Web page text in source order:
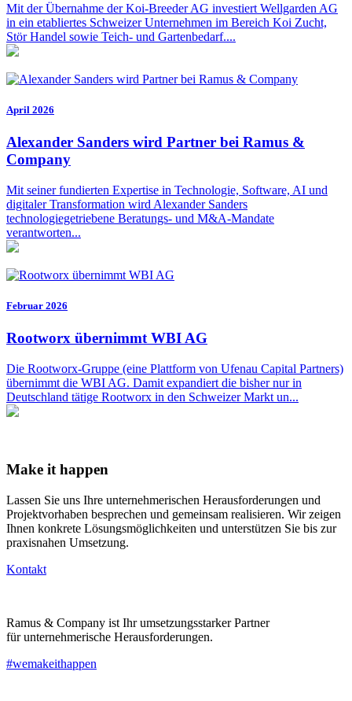
Mit der Übernahme der Koi-Breeder AG investiert Wellgarden AG
in ein etabliertes Schweizer Unternehmen im Bereich Koi Zucht,
Stör Handel sowie Teich- und Gartenbedarf....
April 2026
Alexander Sanders wird Partner bei Ramus &
Company
Mit seiner fundierten Expertise in Technologie, Software, AI und
digitaler Transformation wird Alexander Sanders
technologiegetriebene Beratungs- und M&A-Mandate
verantworten...
Februar 2026
Rootworx übernimmt WBI AG
Die Rootworx-Gruppe (eine Plattform von Ufenau Capital Partners)
übernimmt die WBI AG. Damit expandiert die bisher nur in
Deutschland tätige Rootworx in den Schweizer Markt un...
Make it happen
Lassen Sie uns Ihre unternehmerischen Herausforderungen und
Projektvorhaben besprechen und gemeinsam realisieren. Wir zeigen
Ihnen konkrete Lösungsmöglichkeiten und unterstützen Sie bis zur
praxisnahen Umsetzung.
Kontakt
Ramus & Company ist Ihr umsetzungsstarker Partner
für unternehmerische Herausforderungen.
#wemakeithappen